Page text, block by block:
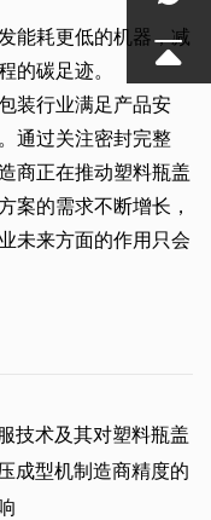
能耗更低的机器，减
的碳足迹。
装行业满足产品安
通过关注密封完整
商正在推动塑料瓶盖
案的需求不断增长，
未来方面的作用只会
技术及其对塑料瓶盖
成型机制造商精度的